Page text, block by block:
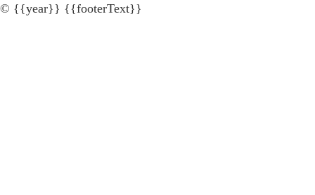
© {{year}} {{footerText}}